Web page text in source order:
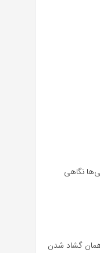
نگاهی
همان گشاد شدن